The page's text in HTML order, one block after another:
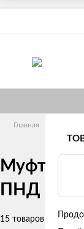
Главная
Муфты с
ПНД
15 товаров